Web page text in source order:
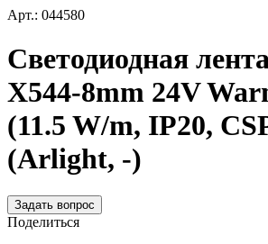
Арт.: 044580
Светодиодная
X544-8mm 24V
(11.5 W/m, IP20,
(Arlight, -)
Задать вопрос
Поделиться